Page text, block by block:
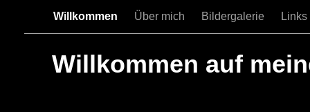
Willkommen Über mich Bildergalerie Links
Willkommen auf